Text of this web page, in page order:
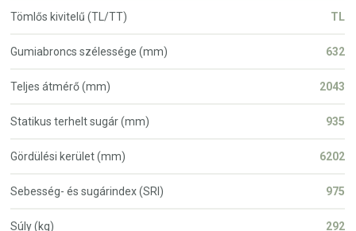
Tömlős kivitelű (TL/TT) TL
Gumiabroncs szélessége (mm) 632
Teljes átmérő (mm) 2043
Statikus terhelt sugár (mm) 935
Gördülési kerület (mm) 6202
Sebesség- és sugárindex (SRI) 975
Súly (kg) 292